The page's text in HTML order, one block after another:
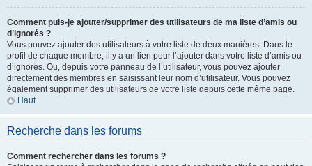
Comment puis-je ajouter/supprimer des utilisateurs de ma liste d’amis ou
d’ignorés ?
Vous pouvez ajouter des utilisateurs à votre liste de deux manières. Dans le
profil de chaque membre, il y a un lien pour l’ajouter dans votre liste d’amis ou
d’ignorés. Ou, depuis votre panneau de l’utilisateur, vous pouvez ajouter
directement des membres en saisissant leur nom d’utilisateur. Vous pouvez
également supprimer des utilisateurs de votre liste depuis cette même page.
Haut
Recherche dans les forums
Comment rechercher dans les forums ?